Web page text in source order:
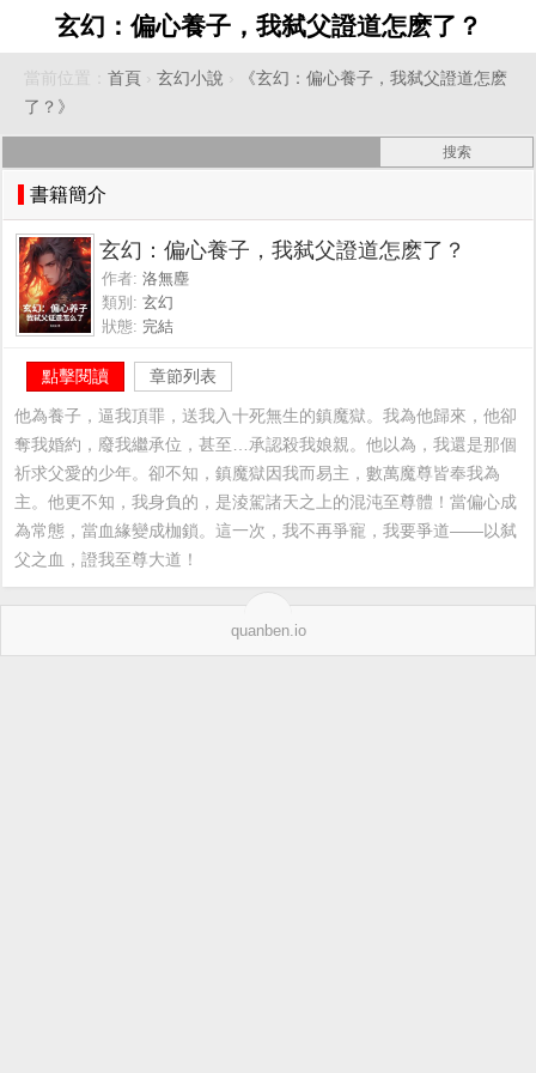
玄幻：偏心養子，我弑父證道怎麽了？
當前位置： 首頁 › 玄幻小說 ›
《玄幻：偏心養子，我弑父證道怎麽
了？》
書籍簡介
玄幻：偏心養子，我弑父證道怎麽了？
作者: 洛無塵
類別: 玄幻
狀態: 完結
點擊閱讀 章節列表
他為養子，逼我頂罪，送我入十死無生的鎮魔獄。我為他歸來，他卻
奪我婚約，廢我繼承位，甚至…承認殺我娘親。他以為，我還是那個
祈求父愛的少年。卻不知，鎮魔獄因我而易主，數萬魔尊皆奉我為
主。他更不知，我身負的，是淩駕諸天之上的混沌至尊體！當偏心成
為常態，當血緣變成枷鎖。這一次，我不再爭寵，我要爭道——以弑
父之血，證我至尊大道！
quanben.io